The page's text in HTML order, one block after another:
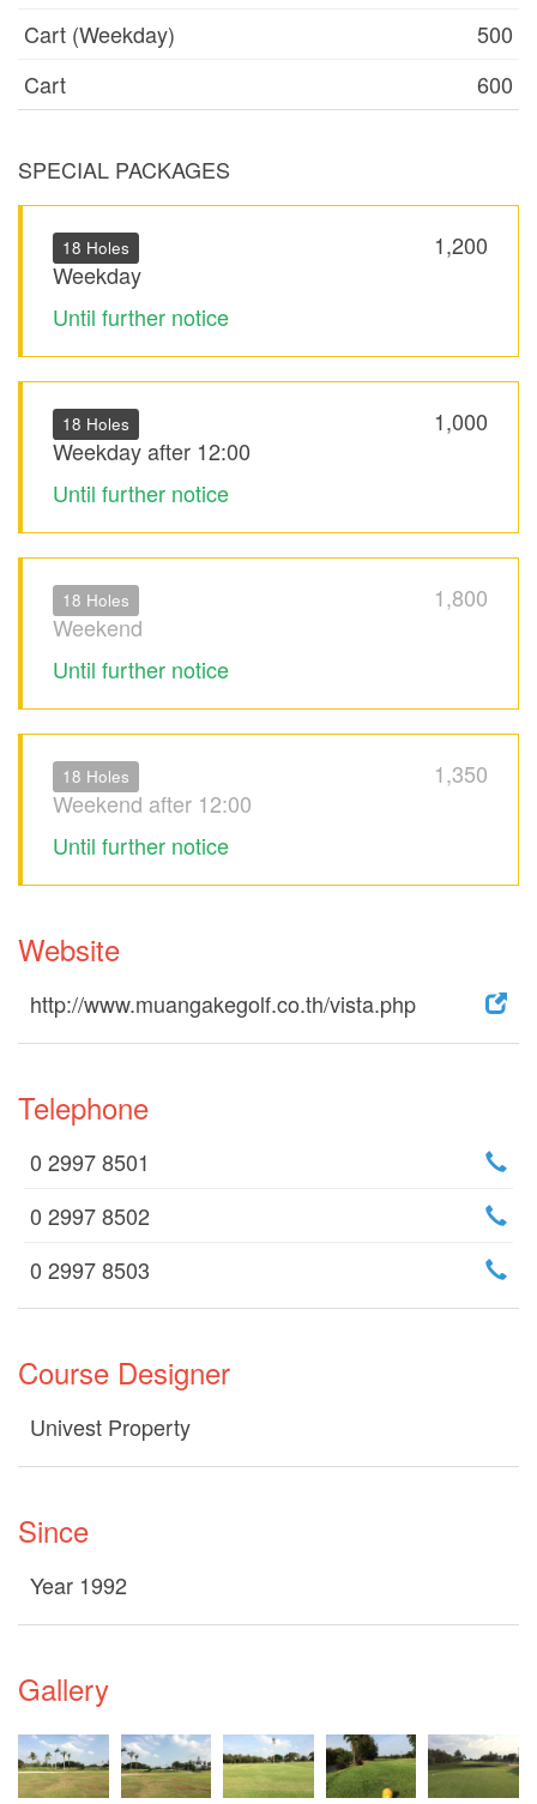
Cart (Weekday)
500
Cart
600
SPECIAL PACKAGES
1,200
18 Holes
Weekday
Until further notice
1,000
18 Holes
Weekday after 12:00
Until further notice
1,800
18 Holes
Weekend
Until further notice
1,350
18 Holes
Weekend after 12:00
Until further notice
Website
http://www.muangakegolf.co.th/vista.php
Telephone
0 2997 8501
0 2997 8502
0 2997 8503
Course Designer
Univest Property
Since
Year 1992
Gallery